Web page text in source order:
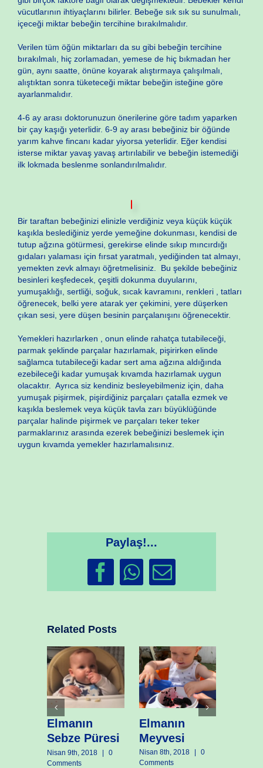
vücutlarının ihtiyaçlarını bilirler. Bebeğe sık sık su sunulmalı,
içeceği miktar bebeğin tercihine bırakılmalıdır.
Verilen tüm öğün miktarları da su gibi bebeğin tercihine
bırakılmalı, hiç zorlamadan, yemese de hiç bıkmadan her
gün, aynı saatte, önüne koyarak alıştırmaya çalışılmalı,
alıştıktan sonra tüketeceği miktar bebeğin isteğine göre
ayarlanmalıdır.
4-6 ay arası doktorunuzun önerilerine göre tadım yaparken
bir çay kaşığı yeterlidir. 6-9 ay arası bebeğiniz bir öğünde
yarım kahve fincanı kadar yiyorsa yeterlidir. Eğer kendisi
isterse miktar yavaş yavaş artırılabilir ve bebeğin istemediği
ilk lokmada beslenme sonlandırılmalıdır.
Bir taraftan bebeğinizi elinizle verdiğiniz veya küçük küçük
kaşıkla beslediğiniz yerde yemeğine dokunması, kendisi de
tutup ağzına götürmesi, gerekirse elinde sıkıp mıncırdığı
gıdaları yalaması için fırsat yaratmalı, yediğinden tat almayı,
yemekten zevk almayı öğretmelisiniz. Bu şekilde bebeğiniz
besinleri keşfedecek, çeşitli dokunma duyularını,
yumuşaklığı, sertliği, soğuk, sıcak kavramını, renkleri , tatları
öğrenecek, belki yere atarak yer çekimini, yere düşerken
çıkan sesi, yere düşen besinin parçalanışını öğrenecektir.
Yemekleri hazırlarken , onun elinde rahatça tutabileceği,
parmak şeklinde parçalar hazırlamak, pişirirken elinde
sağlamca tutabileceği kadar sert ama ağzına aldığında
ezebileceği kadar yumuşak kıvamda hazırlamak uygun
olacaktır. Ayrıca siz kendiniz besleyebilmeniz için, daha
yumuşak pişirmek, pişirdiğiniz parçaları çatalla ezmek ve
kaşıkla beslemek veya küçük tavla zarı büyüklüğünde
parçalar halinde pişirmek ve parçaları teker teker
parmaklarınız arasında ezerek bebeğinizi beslemek için
uygun kıvamda yemekler hazırlamalısınız.
Paylaş!...
Facebook
WhatsApp
Email
Related Posts
Elmanın
Sebze Püresi
Nisan 9th, 2018 |
0
Comments
Elmanın
Meyvesi
Nisan 8th, 2018
0
Comments